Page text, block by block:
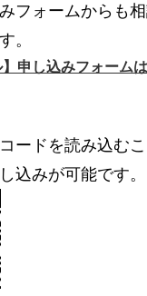
フォームからも
。
】申し込みフォーム
ードを読み込む
込みが可能です。